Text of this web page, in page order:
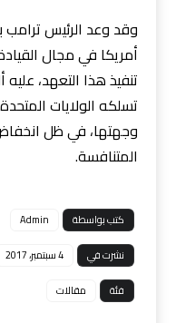
وقد وعد الرئيس ترامب
أمريكا في مجال
تنفيذ هذا التعهد،
تسلكه الولايات
وجهتها، في ظل انخفاض
المتنافسة.
كتب بواسطة
Admin
نشرت في
4 سبتمبر، 2017
فئة
مقالات